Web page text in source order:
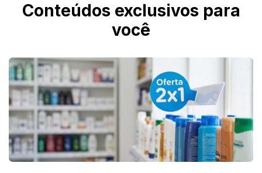
Conteúdos exclusivos para
você